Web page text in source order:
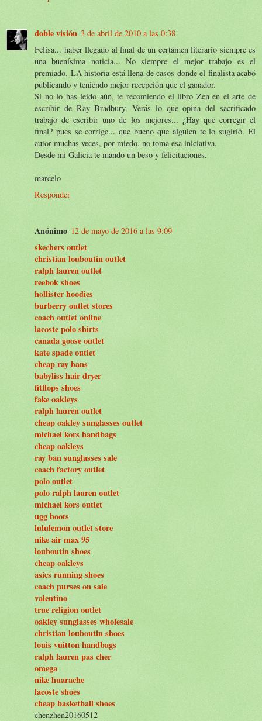
doble visión 3 de abril de 2010 a las 0:38
Felisa... haber llegado al final de un certámen literario siempre es
una buenísima noticia... No siempre el mejor trabajo es el
premiado. LA historia está llena de casos donde el finalista acabó
publicando y teniendo mejor recepción que el ganador.
Si no lo has leído aún, te recomiendo el libro Zen en el arte de
escribir de Ray Bradbury. Verás lo que opina del sacrificado
trabajo de escribir uno de los mejores... ¿Hay que corregir el
final? pues se corrige... que bueno que alguien te lo sugirió. El
autor muchas veces, por miedo, no toma esa iniciativa.
Desde mi Galicia te mando un beso y felicitaciones.
marcelo
Responder
Anónimo 12 de mayo de 2016 a las 9:09
skechers outlet
christian louboutin outlet
ralph lauren outlet
reebok shoes
hollister hoodies
burberry outlet stores
coach outlet online
lacoste polo shirts
canada goose outlet
kate spade outlet
cheap ray bans
babyliss hair dryer
fitflops shoes
fake oakleys
ralph lauren outlet
cheap oakley sunglasses outlet
michael kors handbags
cheap oakleys
ray ban sunglasses sale
coach factory outlet
polo outlet
polo ralph lauren outlet
michael kors outlet
ugg boots
lululemon outlet store
nike air max 95
louboutin shoes
cheap oakleys
asics running shoes
coach purses on sale
valentino
true religion outlet
oakley sunglasses wholesale
christian louboutin shoes
louis vuitton handbags
ralph lauren pas cher
omega
nike huarache
lacoste shoes
cheap basketball shoes
chenzhen20160512